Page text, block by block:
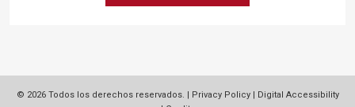
© 2026 Todos los derechos reservados. | Privacy Policy| Digital Accessibility